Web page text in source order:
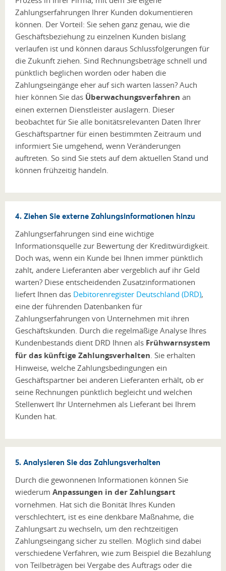
Zahlungserfahrungen Ihrer Kunden dokumentieren
können. Der Vorteil: Sie sehen ganz genau, wie die
Geschäftsbeziehung zu einzelnen Kunden bislang
verlaufen ist und können daraus Schlussfolgerungen für
die Zukunft ziehen. Sind Rechnungsbeträge schnell und
pünktlich beglichen worden oder haben die
Zahlungseingänge eher auf sich warten lassen? Auch
hier können Sie das Überwachungsverfahren an
einen externen Dienstleister auslagern. Dieser
beobachtet für Sie alle bonitätsrelevanten Daten Ihrer
Geschäftspartner für einen bestimmten Zeitraum und
informiert Sie umgehend, wenn Veränderungen
auftreten. So sind Sie stets auf dem aktuellen Stand und
können frühzeitig handeln.
4. Ziehen Sie externe Zahlungsinformationen hinzu
Zahlungserfahrungen sind eine wichtige
Informationsquelle zur Bewertung der Kreditwürdigkeit.
Doch was, wenn ein Kunde bei Ihnen immer pünktlich
zahlt, andere Lieferanten aber vergeblich auf ihr Geld
warten? Diese entscheidenden Zusatzinformationen
liefert Ihnen das Debitorenregister Deutschland (DRD),
eine der führenden Datenbanken für
Zahlungserfahrungen von Unternehmen mit ihren
Geschäftskunden. Durch die regelmäßige Analyse Ihres
Kundenbestands dient DRD Ihnen als Frühwarnsystem
für das künftige Zahlungsverhalten. Sie erhalten
Hinweise, welche Zahlungsbedingungen ein
Geschäftspartner bei anderen Lieferanten erhält, ob er
seine Rechnungen pünktlich begleicht und welchen
Stellenwert Ihr Unternehmen als Lieferant bei Ihrem
Kunden hat.
5. Analysieren Sie das Zahlungsverhalten
Durch die gewonnenen Informationen können Sie
wiederum Anpassungen in der Zahlungsart
vornehmen. Hat sich die Bonität Ihres Kunden
verschlechtert, ist es eine denkbare Maßnahme, die
Zahlungsart zu wechseln, um den rechtzeitigen
Zahlungseingang sicher zu stellen. Möglich sind dabei
verschiedene Verfahren, wie zum Beispiel die Bezahlung
von Teilbeträgen bei Vergabe des Auftrags oder die